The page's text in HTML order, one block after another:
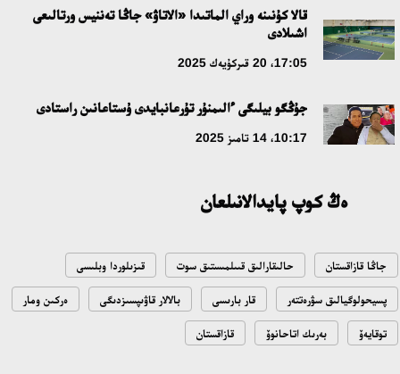
قالا كۇنىنە وراي الماتىدا «الاتاۋ» جاڭا تەننيس ورتالىعى
اشىلادى
17:05، 20 قىركۇيەك 2025
جۇڭگو بيلىگى ءالىمنۇر تۇرعانبايدى ۇستاعانىن راستادى
10:17، 14 تامىز 2025
ەڭ كوپ پايدالانىلعان
جاڭا قازاقستان حالىقارالىق قىىلمىستىق سوت قىزىلوردا وبلىسى
پسيحولوگيالىق سۋرەتتەر قار بارىسى بالالار قاۋىپسىزدىگى ەركىن ومار
توقايەۆ بەرىك اتاحانوۆ قازاقستان